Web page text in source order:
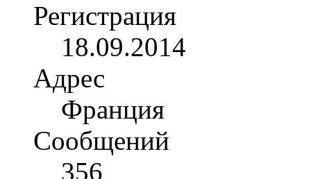
Регистрация
18.09.2014
Адрес
Франция
Сообщений
356